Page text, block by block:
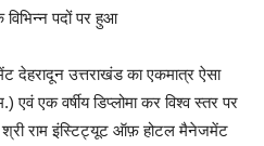
विभिन्न पदों पर हुआ
देहरादून उत्तराखंड का एकमात्र ऐसा
एवं एक वर्षीय डिप्लोमा कर विश्व स्तर पर
श्री राम इंस्टिट्यूट ऑफ़ होटल मैनेजमेंट